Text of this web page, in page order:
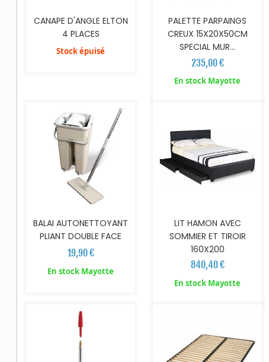
CANAPE D'ANGLE ELTON
4 PLACES
Stock épuisé
PALETTE PARPAINGS
CREUX 15X20X50CM
SPECIAL MUR...
235,00 €
En stock Mayotte
BALAI AUTONETTOYANT
PLIANT DOUBLE FACE
19,90 €
En stock Mayotte
AJOUTER AU PANIER
LIT HAMON AVEC
SOMMIER ET TIROIR
160X200
840,40 €
En stock Mayotte
AJOUTER AU PANIER